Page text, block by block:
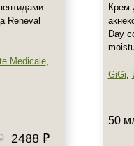
Reneval
Medicale,
2488 ₽
Крем
Day
GiGi,
50